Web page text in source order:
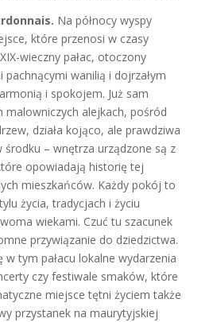
Na północy wyspy
które przenosi w czasy
wieczny pałac, otoczony
pachnącymi wanilią i dojrzałym
i spokojem. Już sam
malowniczych alejkach, pośród
działa kojąco, ale prawdziwa
środku – wnętrza urządzone są z
opowiadają historię tej
mieszkańców. Każdy pokój to
życia, tradycjach i życiu
wiekami. Czuć tu szacunek
przywiązanie do dziedzictwa.
w tym pałacu lokalne wydarzenia
czy festiwale smaków, które
miejsce tętni życiem także
przystanek na maurytyjskiej